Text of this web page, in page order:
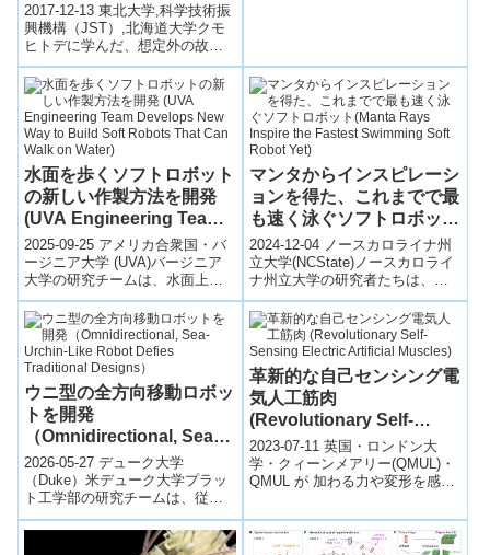
2017-12-13 東北大学,科学技術振
興機構（JST）,北海道大学クモ
ヒトデに学んだ、想定外の故障
に「即座に」適応可能な移動ロ
ボット～シンプルな数式でクモ
ヒ...
水面を歩くソフトロボット
の新しい作製方法を開発
(UVA Engineering Team
Develops New Way to
Build Soft Robots That
Can Walk on Water)
2025-09-25 アメリカ合衆国・バ
ージニア大学 (UVA)バージニア
大学の研究チームは、水面上で
直接ソフトロボットを製造でき
る新手法「HydroSprea...
マンタからインスピレーシ
ョンを得た、これまでで最
も速く泳ぐソフトロボット
(Manta Rays Inspire the
Fastest Swimming Soft
Robot Yet)
2024-12-04 ノースカロライナ州
立大学(NCState)ノースカロライ
ナ州立大学の研究者たちは、マ
ンタの生体力学に着想を得て、
エネルギー効率の高いソフト...
ウニ型の全方向移動ロボッ
トを開発
（Omnidirectional, Sea-
Urchin-Like Robot Defies
Traditional Designs）
2026-05-27 デューク大学
（Duke）米デューク大学プラッ
ト工学部の研究チームは、従来
の前後左右という概念を持たな
い全方向移動型ロボット
革新的な自己センシング電
気人工筋肉
(Revolutionary Self-
Sensing Electric Artificial
Muscles)
2023-07-11 英国・ロンドン大
学・クィーンメアリー(QMUL)・
QMUL が 加わる力や変形を感知
柔らかな状態と硬い状態の...